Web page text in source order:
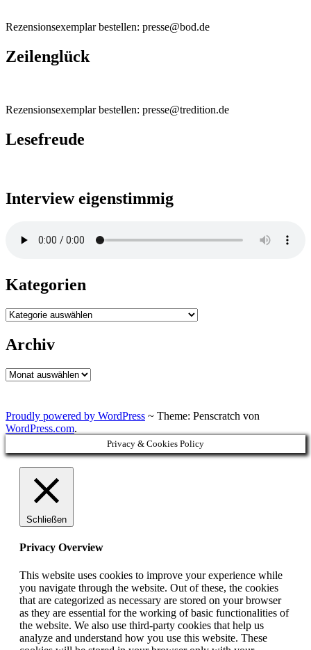
Rezensionsexemplar bestellen: presse@bod.de
Zeilenglück
Rezensionsexemplar bestellen: presse@tredition.de
Lesefreude
Interview eigenstimmig
Kategorien
Kategorien
Archiv
Archiv
Proudly powered by WordPress ~ Theme: Penscratch von
WordPress.com.
Privacy & Cookies Policy
Schließen
Privacy Overview
This website uses cookies to improve your experience while
you navigate through the website. Out of these, the cookies
that are categorized as necessary are stored on your browser
as they are essential for the working of basic functionalities of
the website. We also use third-party cookies that help us
analyze and understand how you use this website. These